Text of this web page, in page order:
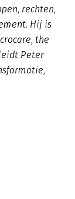
rechten,
Hij is
the
Peter